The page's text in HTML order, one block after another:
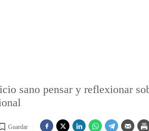
sano pensar y reflexionar
Guardar